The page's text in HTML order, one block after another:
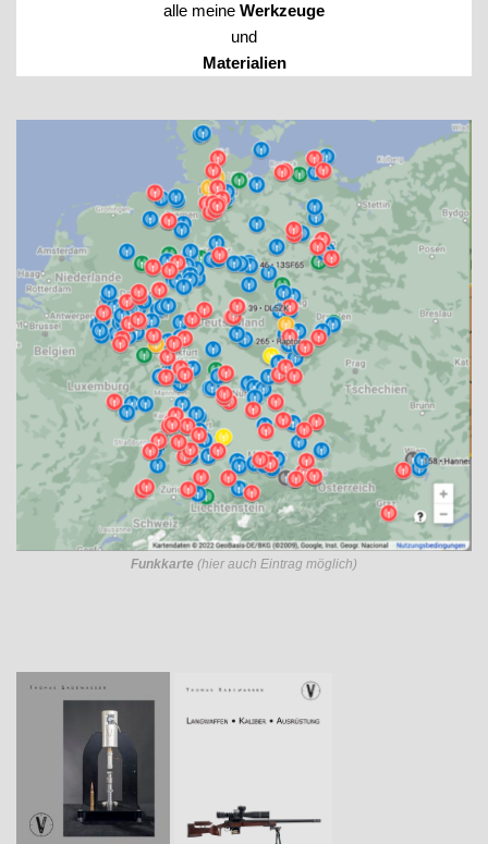
alle meine Werkzeuge
und
Materialien
Funkkarte (hier auch Eintrag möglich)